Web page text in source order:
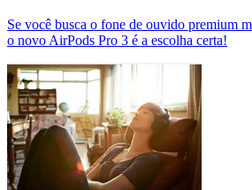
Se você busca o fone de ouvido premium
o novo AirPods Pro 3 é a escolha certa!